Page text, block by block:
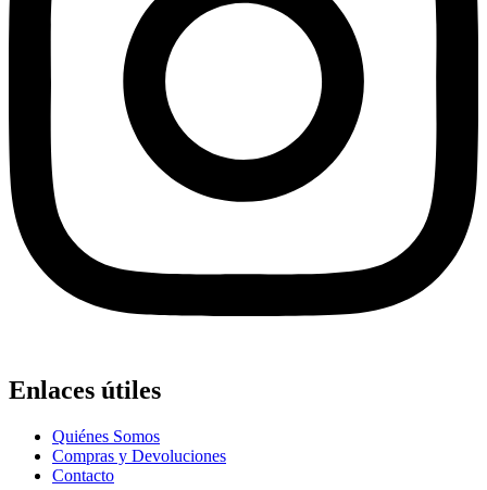
Enlaces útiles
Quiénes Somos
Compras y Devoluciones
Contacto